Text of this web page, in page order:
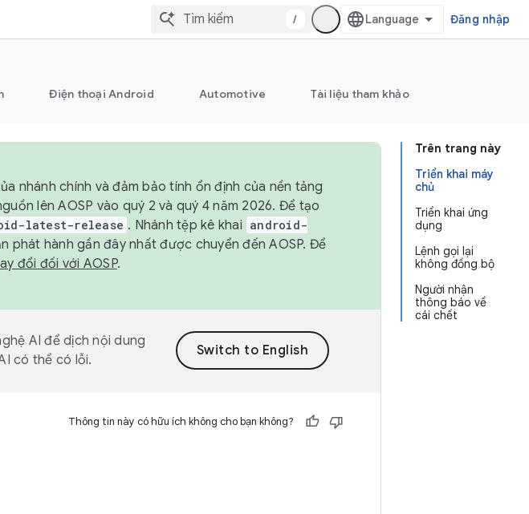
/ Đăng nhập
Điện thoại Android Automotive Tài liệu tham khảo
Trên trang này
Triển khai máy
chủ
Triển khai ứng
dụng
Lệnh gọi lại
không đồng bộ
Người nhận
thông báo về
cái chết
nhánh chính và đảm bảo tính ổn định của nền tảng
lên AOSP vào quý 2 và quý 4 năm 2026. Để tạo
latest-release . Nhánh tệp kê khai android-
phát hành gần đây nhất được chuyển đến AOSP. Để
đổi đối với AOSP.
AI để dịch nội dung
có thể có lỗi.
Thông tin này có hữu ích không cho bạn không?